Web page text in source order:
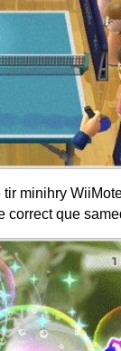
minihry
correct que